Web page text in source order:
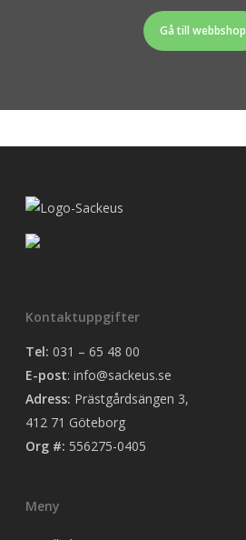
Gå till webbshop
Kontaktuppgifter
Tel: 031 – 65 48 00
E-post: info@sackeus.se
Adress: Prästgårdsängen 3,
412 71 Göteborg
Org #: 556275-0405
Meny